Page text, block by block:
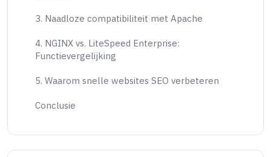
3. Naadloze compatibiliteit met Apache
4. NGINX vs. LiteSpeed Enterprise:
Functievergelijking
5. Waarom snelle websites SEO verbeteren
Conclusie